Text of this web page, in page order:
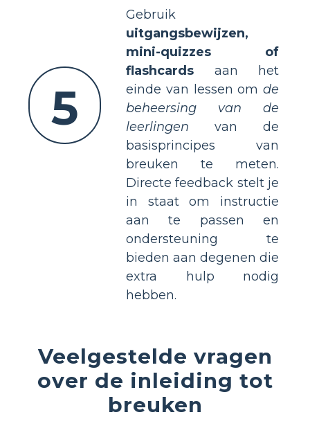
5
Gebruik
uitgangsbewijzen,
mini-quizzes of
flashcards aan het
einde van lessen om de
beheersing van de
leerlingen van de
basisprincipes van
breuken te meten.
Directe feedback stelt je
in staat om instructie
aan te passen en
ondersteuning te
bieden aan degenen die
extra hulp nodig
hebben.
Veelgestelde vragen
over de inleiding tot
breuken